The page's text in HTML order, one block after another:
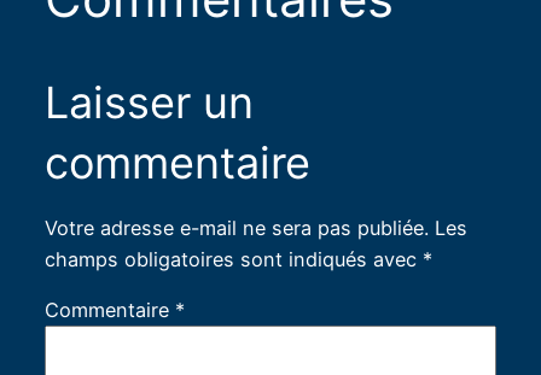
Laisser un
commentaire
Votre adresse e-mail ne sera pas publiée. Les
champs obligatoires sont indiqués avec *
Commentaire *